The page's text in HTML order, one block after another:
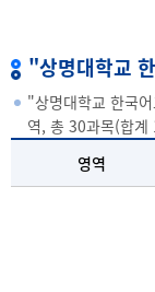
"상명대학교
"상명대학교 한국
역, 총 30과목(합계
영역